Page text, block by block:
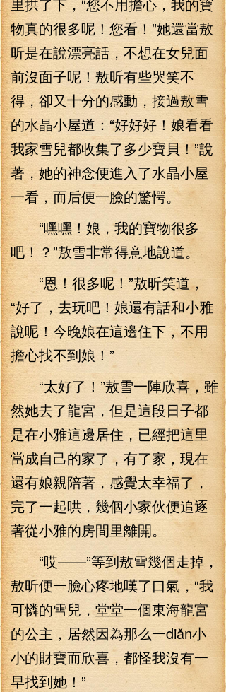
物真的很多呢！您看！”她還當敖
昕是在說漂亮話，不想在女兒面
前沒面子呢！敖昕有些哭笑不
得，卻又十分的感動，接過敖雪
的水晶小屋道：“好好好！娘看看
我家雪兒都收集了多少寶貝！”說
著，她的神念便進入了水晶小屋
一看，而后便一臉的驚愕。
“嘿嘿！娘，我的寶物很多
吧！？”敖雪非常得意地說道。
“恩！很多呢！”敖昕笑道，
“好了，去玩吧！娘還有話和小雅
說呢！今晚娘在這邊住下，不用
擔心找不到娘！”
“太好了！”敖雪一陣欣喜，雖
然她去了龍宮，但是這段日子都
是在小雅這邊居住，已經把這里
當成自己的家了，有了家，現在
還有娘親陪著，感覺太幸福了，
完了一起哄，幾個小家伙便追逐
著從小雅的房間里離開。
“哎——”等到敖雪幾個走掉，
敖昕便一臉心疼地嘆了口氣，“我
可憐的雪兒，堂堂一個東海龍宮
的公主，居然因為那么一diǎn小
小的財寶而欣喜，都怪我沒有一
早找到她！”